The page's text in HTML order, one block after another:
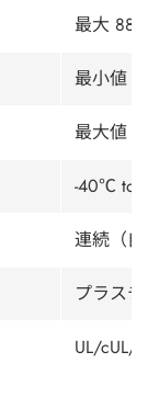
最大 88%
最小値
最大値
-40℃ to
連続（
プラス
UL/cUL/